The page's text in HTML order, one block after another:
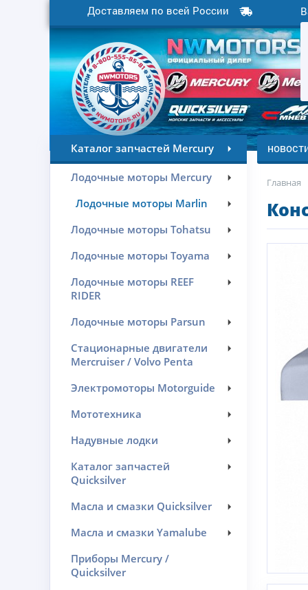
Доставляем по всей России
Каталог запчастей Mercury
Лодочные моторы Mercury
Лодочные моторы Marlin
Лодочные моторы Tohatsu
Лодочные моторы Toyama
Лодочные моторы REEF
RIDER
Лодочные моторы Parsun
Стационарные двигатели
Mercruiser / Volvo Penta
Электромоторы Motorguide
Мототехника
Надувные лодки
Каталог запчастей
Quicksilver
Масла и смазки Quicksilver
Масла и смазки Yamalube
Приборы Mercury /
Quicksilver
Главная